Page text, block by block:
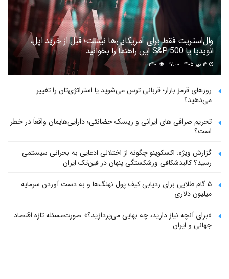
وال‌استریت فقط برای آمریکایی‌ها نیست؛ قبل از خرید اپل،
انویدیا یا S&P 500 این راهنما را بخوانید
۲۴۰
روزهای قرمز بازار؛ قربانی ترس می‌شوید یا استراتژی‌تان را تغییر
می‌دهید؟
تحریم صرافی های ایرانی و ریسک حضانتی؛ دارایی‌هایمان واقعاً در خطر
است؟
گزارش ویژه: اکسکوینو چگونه از اختلالی ادعایی به بحرانی سیستمی
رسید؟ کالبدشکافی ورشکستگی پنهان در فین‌تک ایران
۵ گام طلایی برای ردیابی کیف پول‌ نهنگ‌ها و به دست آوردن سرمایه
میلیون دلاری
«برای آنچه نیاز دارید، چه بهایی می‌پردازید؟» صورت‌مسئله تازه اقتصاد
جهانی و ایران